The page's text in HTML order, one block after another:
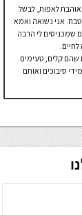
אוהבת לאפות, לבשל
אני נשואה ואמא
שמכניסים לי הרבה
שהם קלים, טעימים
סיבוכים ואותם